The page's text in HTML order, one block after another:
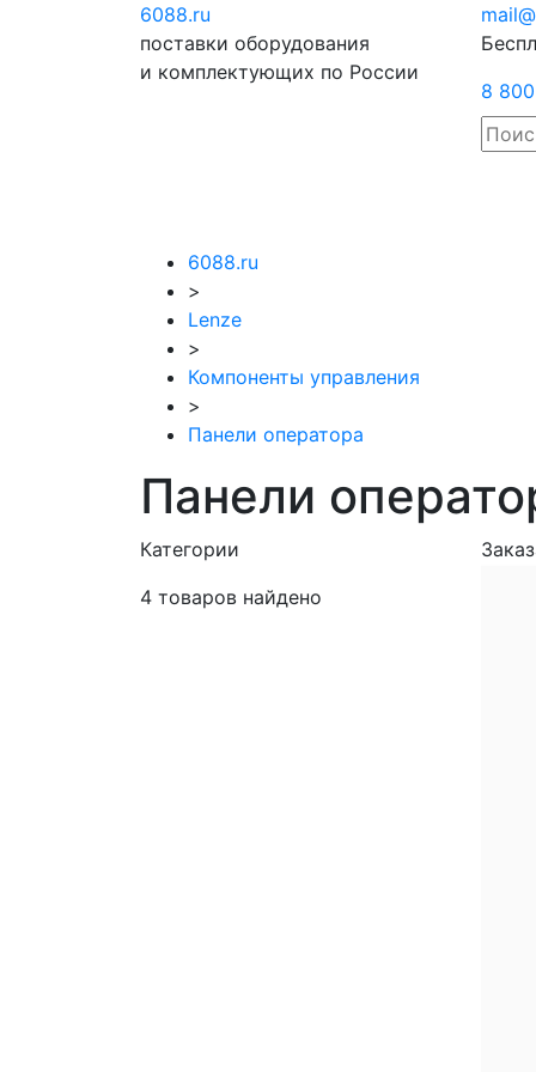
6088.ru
поставки оборудования
и комплектующих по России
8
6088.ru
>
Lenze
>
Компоненты управления
>
Панели оператора
Панели
Категории
4 товаров найдено
Отправить